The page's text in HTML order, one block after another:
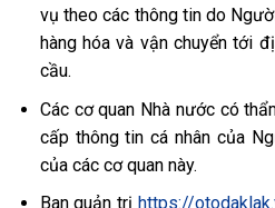
vụ theo các thông tin do
hàng hóa và vận chuyển tới
cầu.
Các cơ quan Nhà nước có
cấp thông tin cá nhân của
của các cơ quan này.
Ban quản trị https://